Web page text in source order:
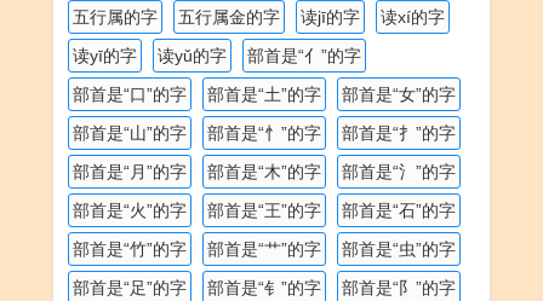
五行属的字
五行属金的字 读jī的字
读xí的字
读yī的字
读yǔ的字
部首是“亻”的字
部首是“口”的字
部首是“土”的字
部首是“女”的字
部首是“山”的字
部首是“忄”的字
部首是“扌”的字
部首是“月”的字
部首是“木”的字
部首是“氵”的字
部首是“火”的字
部首是“王”的字
部首是“石”的字
部首是“竹”的字
部首是“艹”的字
部首是“虫”的字
部首是“足”的字
部首是“钅”的字 部首是“阝”的字